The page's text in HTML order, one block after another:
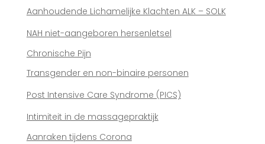
Aanhoudende Lichamelijke Klachten ALK – SOLK
NAH niet-aangeboren hersenletsel
Chronische Pijn
Transgender en non-binaire personen
Post Intensive Care Syndrome (PICS)
Intimiteit in de massagepraktijk
Aanraken tijdens Corona